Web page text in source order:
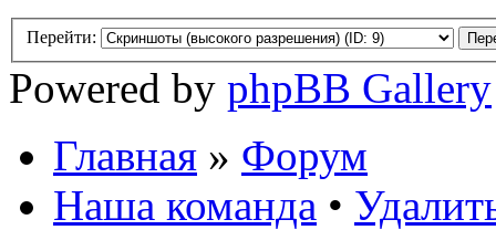
Перейти:
Powered by phpBB Gallery
Главная » Форум
Наша команда •